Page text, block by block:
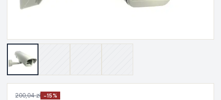
200,04 zł −15%